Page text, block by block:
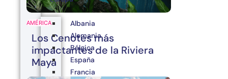
AMÉRICA
Los Cenotes más
impactantes de la Riviera
Maya
Albania
Alemania
Bélgica
España
Francia